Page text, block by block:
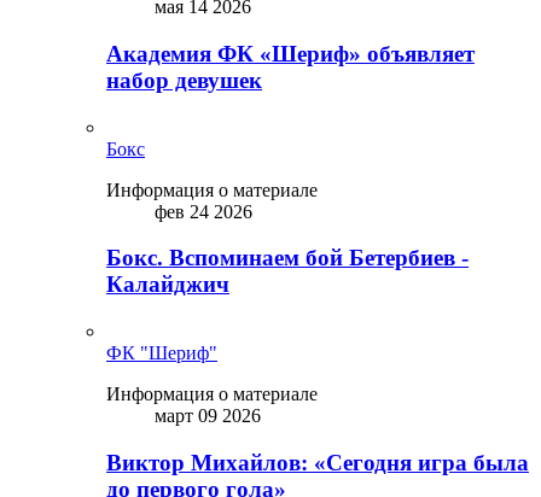
мая 14 2026
Академия ФК «Шериф» объявляет
набор девушек
Бокс
Информация о материале
фев 24 2026
Бокс. Вспоминаем бой Бетербиев -
Калайджич
ФК "Шериф"
Информация о материале
март 09 2026
Виктор Михайлов: «Сегодня игра была
до первого гола»